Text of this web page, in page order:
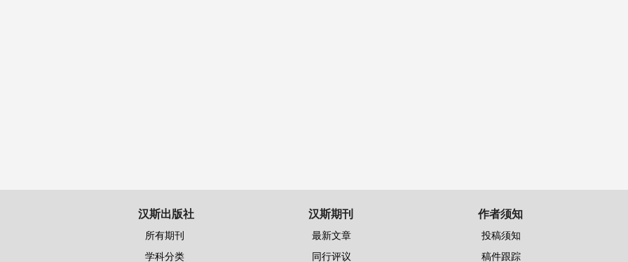
汉斯出版社
所有期刊
学科分类
汉斯期刊
最新文章
同行评议
作者须知
投稿须知
稿件跟踪